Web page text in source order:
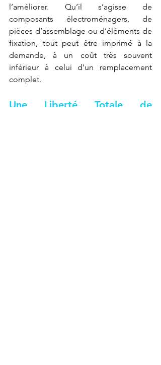
l’améliorer. Qu’il s’agisse de
composants électroménagers, de
pièces d’assemblage ou d’éléments de
fixation, tout peut être imprimé à la
demande, à un coût très souvent
inférieur à celui d’un remplacement
complet.
Une Liberté Totale de